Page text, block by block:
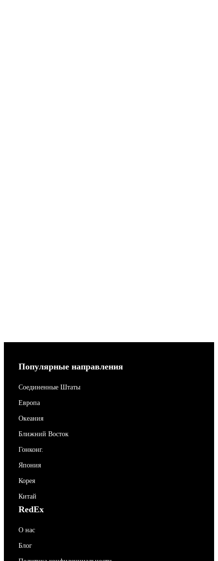
Популярные направления
Соединенные Штаты
Европа
Океания
Ближний Восток
Гонконг.
Япония
Корея
Китай
RedEx
О нас
Блог